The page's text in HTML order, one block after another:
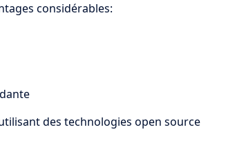
considérables:
des technologies open source